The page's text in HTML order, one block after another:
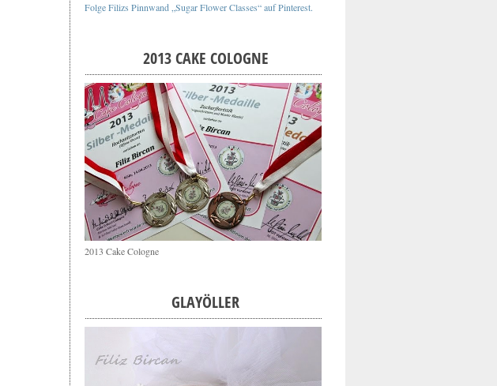
Folge Filizs Pinnwand „Sugar Flower Classes“ auf Pinterest.
2013 CAKE COLOGNE
2013 Cake Cologne
GLAYÖLLER